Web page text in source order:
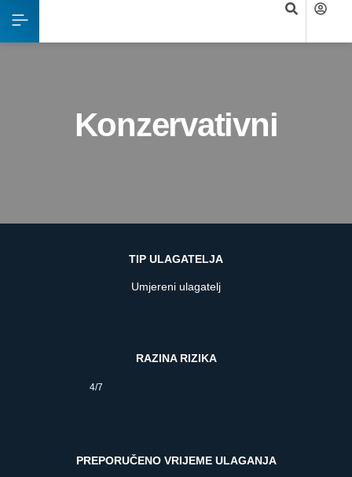
Konzervativni
TIP ULAGATELJA
Umjereni ulagatelj
RAZINA RIZIKA
4/7
PREPORUČENO VRIJEME ULAGANJA